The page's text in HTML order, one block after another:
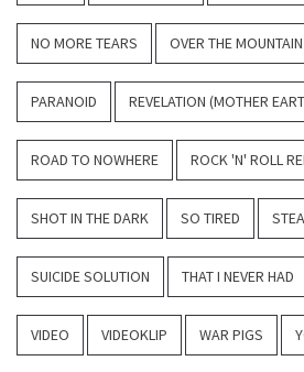
NO MORE TEARS OVER THE MOUNTAIN
PARANOID REVELATION (MOTHER
ROAD TO NOWHERE ROCK 'N' ROLL
SHOT IN THE DARK SO TIRED
SUICIDE SOLUTION THAT I NEVER HAD
VIDEO VIDEOKLIP WAR PIGS